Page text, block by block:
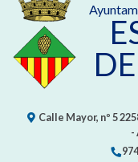
Calle Mayor, nº 5
-